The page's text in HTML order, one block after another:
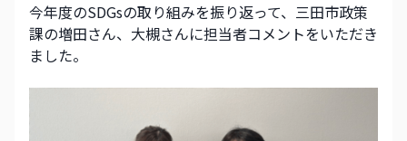
今年度のSDGsの取り組みを振り返って、三田市政策
課の増田さん、大槻さんに担当者コメントをいただき
ました。